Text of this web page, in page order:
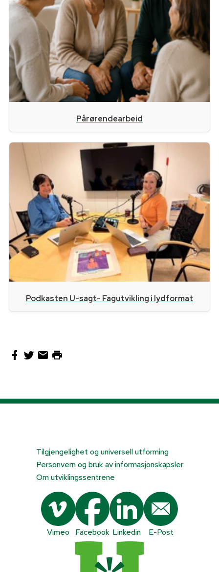
Pårørendearbeid
Podkasten U-sagt- Fagutvikling i lydformat
Tilgjengelighet og universell utforming
Personvern og bruk av informasjonskapsler
Om utviklingssentrene
Vimeo Facebook Linkedin E-Post